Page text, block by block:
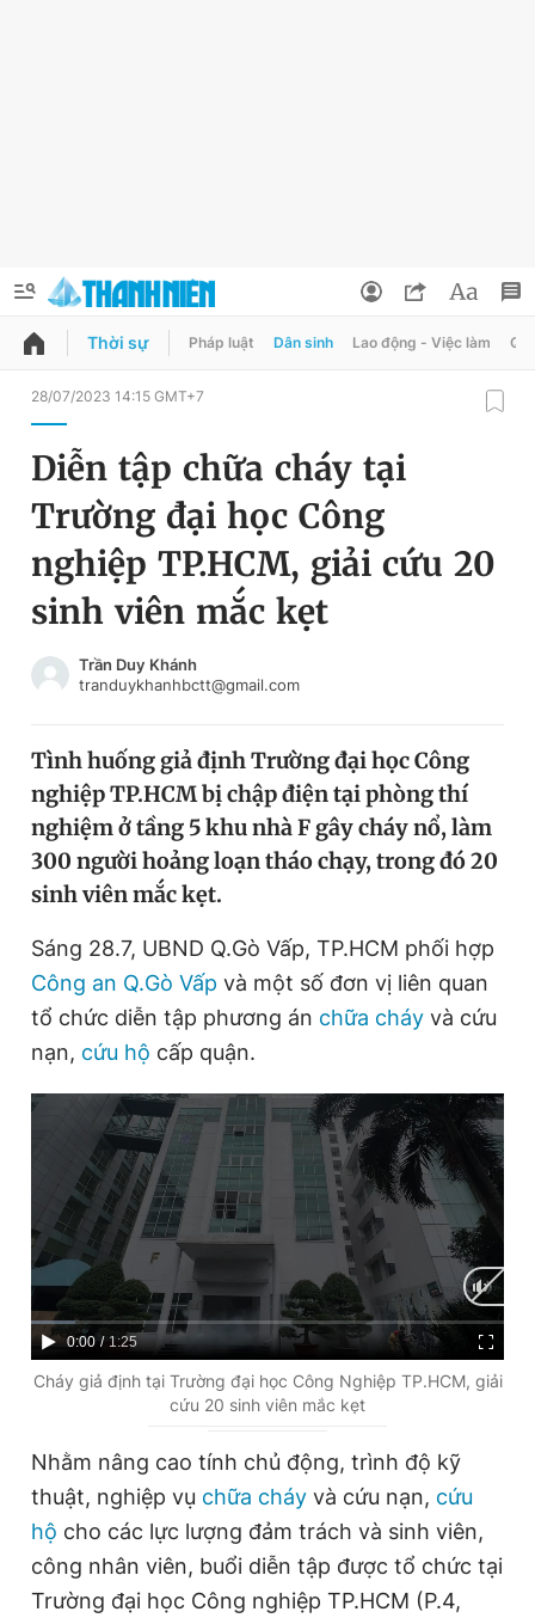
QUẢNG CÁO
Chuyên mục
Chuyên mục khác
Chào ngày mới Tin 24h
Tin thị trường Tin 360
Video Magazine
Sản phẩm khác
Tiện ích
Thông tin tòa soạn Liên hệ quảng cáo
Đọc Thanh Niên trên điện thoại
Theo dõi báo trên
0906 645 777 0908 780 404
Đặt báo Quảng cáo RSS Tòa soạn Chính sách bảo
Tổng biên tập: Nguyễn Ngọc Toàn
Phó tổng biên tập thường trực: Hải Thành
Phó tổng biên tập: Lâm Hiếu Dũng
Phó tổng biên tập: Trần Việt Hưng
Tổng thư ký tòa soạn: Đức Trung
Đổi mật khẩu
Tin đã lưu
Tin đã xem
Đăng xuất
Thời sự Pháp luật Dân sinh Lao động - Việc làm
28/07/2023 14:15 GMT+7
Diễn tập chữa cháy tại
Trường đại học Công
nghiệp TP.HCM, giải cứu 20
sinh viên mắc kẹt
Trần Duy Khánh
tranduykhanhbctt@gmail.com
Tình huống giả định Trường đại học Công
nghiệp TP.HCM bị chập điện tại phòng thí
nghiệm ở tầng 5 khu nhà F gây cháy nổ, làm
300 người hoảng loạn tháo chạy, trong đó 20
sinh viên mắc kẹt.
Sáng 28.7, UBND Q.Gò Vấp, TP.HCM phối hợp
Công an Q.Gò Vấp và một số đơn vị liên quan
tổ chức diễn tập phương án chữa cháy và cứu
nạn, cứu hộ cấp quận.
C
u
e
T
0:00 / D
u
1:25
Cháy giả định tại Trường đại học Công Nghiệp TP.HCM, giải
cứu 20 sinh viên mắc kẹt
Nhằm nâng cao tính chủ động, trình độ kỹ
thuật, nghiệp vụ chữa cháy và cứu nạn, cứu
hộ cho các lực lượng đảm trách và sinh viên,
công nhân viên, buổi diễn tập được tổ chức tại
Trường đại học Công nghiệp TP.HCM (P.4,